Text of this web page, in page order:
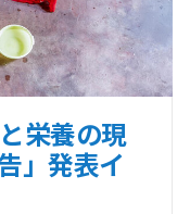
栄養の現
」発表イ